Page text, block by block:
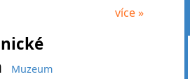
více »
Muzeum